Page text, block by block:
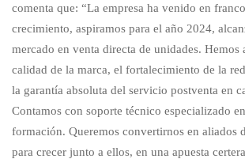
comenta que: “La empresa ha venido en
crecimiento, aspiramos para el año 2024,
mercado en venta directa de unidades. Hemos
calidad de la marca, el fortalecimiento de la
la garantía absoluta del servicio postventa en
Contamos con soporte técnico especializado
formación. Queremos convertirnos en aliados
para crecer junto a ellos, en una apuesta